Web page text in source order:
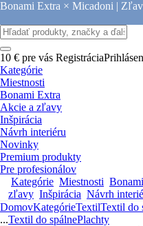
Bonami Extra × Micadoni |
10 € pre vás Registrácia
Kategórie
Miestnosti
Bonami Extra
Akcie a zľavy
Inšpirácia
Návrh interiéru
Novinky
Premium produkty
Pre profesionálov
Kategórie Miestnosti
zľavy Inšpirácia Návrh
DomovKategórieTextilTextil do
...Textil do spálnePlachty